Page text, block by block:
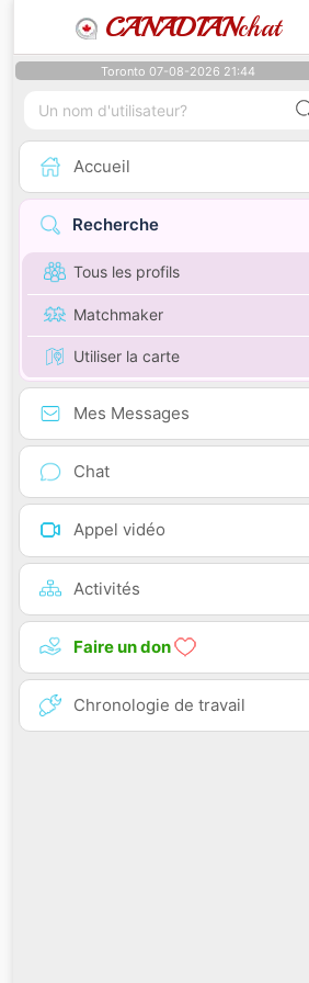
CANADIANchat
Toronto 07-08-2026 21:44
Accueil
Recherche
Tous les profils
Matchmaker
Utiliser la carte
Mes Messages
Chat
Appel vidéo
Activités
Faire un don
Chronologie de travail